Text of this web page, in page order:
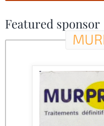
Featured sponsor